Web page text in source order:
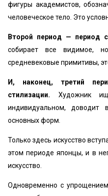
фигуры академистов,
человеческое тело. Это
Второй период — период
собирает все видимое,
средневековые примитивы,
И, наконец, третий
стилизации. Художник
индивидуальном, доводит
основных форм.
Только здесь искусство
этом периоде японцы, и в
искусство.
Одновременно с